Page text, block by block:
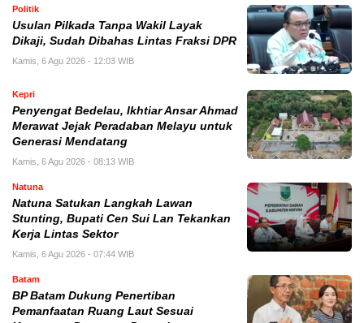
Politik
Usulan Pilkada Tanpa Wakil Layak
Dikaji, Sudah Dibahas Lintas Fraksi DPR
Kamis, 6 Agu 2026 - 12:03 WIB
Kepri
Penyengat Bedelau, Ikhtiar Ansar Ahmad
Merawat Jejak Peradaban Melayu untuk
Generasi Mendatang
Kamis, 6 Agu 2026 - 08:13 WIB
Natuna
Natuna Satukan Langkah Lawan
Stunting, Bupati Cen Sui Lan Tekankan
Kerja Lintas Sektor
Kamis, 6 Agu 2026 - 07:44 WIB
Batam
BP Batam Dukung Penertiban
Pemanfaatan Ruang Laut Sesuai